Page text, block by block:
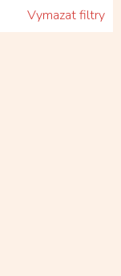
Vymazat filtry